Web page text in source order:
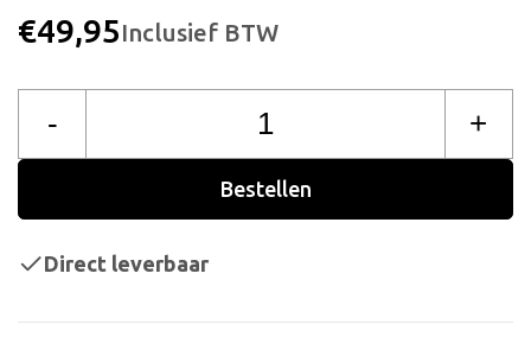
€49,95Inclusief BTW
- +
Bestellen
Direct leverbaar